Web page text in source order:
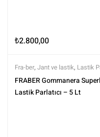
₺2.800,00
Fra-ber, Jant ve lastik, Lastik
Tüm Ürünler,Yıkama Ürünleri
FRABER Gommanera
Lastik Parlatıcı – 5 Lt